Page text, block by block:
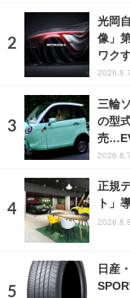
光岡
像」
ワク
三輪
の型
売
正規
ト」
日産